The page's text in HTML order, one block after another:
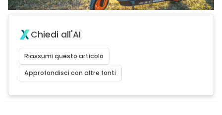
Chiedi all'AI
Riassumi questo articolo
Approfondisci con altre fonti